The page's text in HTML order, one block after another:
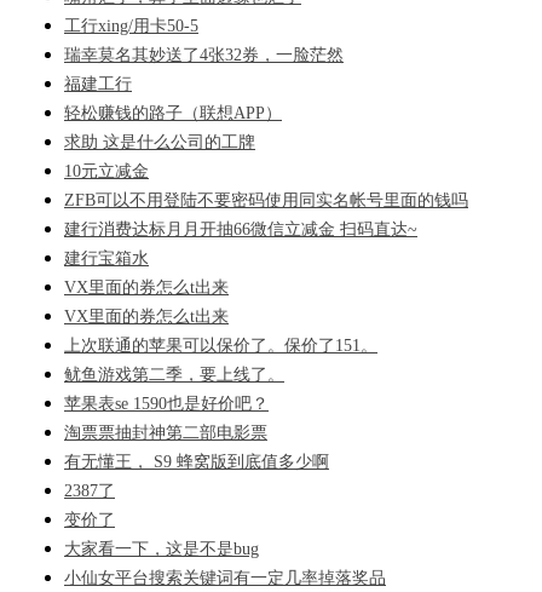
工行xing/用卡50-5
瑞幸莫名其妙送了4张32券，一脸茫然
福建工行
轻松赚钱的路子（联想APP）
求助 这是什么公司的工牌
10元立减金
ZFB可以不用登陆不要密码使用同实名帐号里面的钱吗
建行消费达标月月开抽66微信立减金 扫码直达~
建行宝箱水
VX里面的券怎么t出来
VX里面的券怎么t出来
上次联通的苹果可以保价了。保价了151。
鱿鱼游戏第二季，要上线了。
苹果表se 1590也是好价吧？
淘票票抽封神第二部电影票
有无懂王， S9 蜂窝版到底值多少啊
2387了
变价了
大家看一下，这是不是bug
小仙女平台搜索关键词有一定几率掉落奖品